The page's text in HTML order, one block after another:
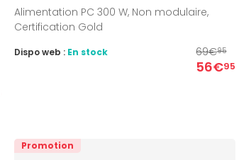
Alimentation PC 300 W, Non modulaire,
Certification Gold
69€95
56€95
Dispo web : En stock
Promotion